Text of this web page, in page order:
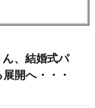
ん、結婚式パ
開へ・・・